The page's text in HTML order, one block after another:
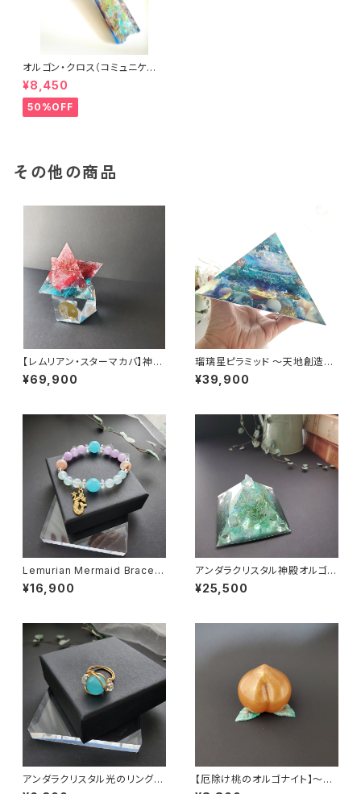
オルゴン・クロス（コミュニケー
ション）
¥8,450
50%OFF
その他の商品
【レムリアン・スターマカバ】神聖
幾何学オルゴナイト】専用台座付
き
¥69,900
瑠璃星ピラミッド 〜天地創造～
白銀比オルゴナイト
¥39,900
Lemurian Mermaid Bracele
t （マーメイド）
¥16,900
アンダラクリスタル神殿オルゴナ
イト～レムリアングリーンの光～
¥25,500
アンダラクリスタル光のリング(A
NGEL)
【厄除け桃のオルゴナイト】～黄
金桃～